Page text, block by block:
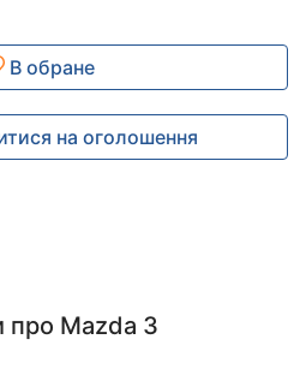
В обране
на оголошення
про Mazda 3